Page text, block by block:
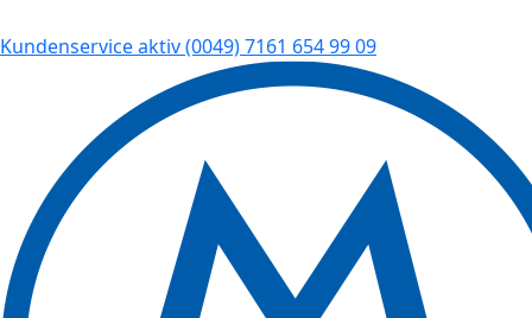
Kundenservice aktiv(0049) 7161 654 99 09